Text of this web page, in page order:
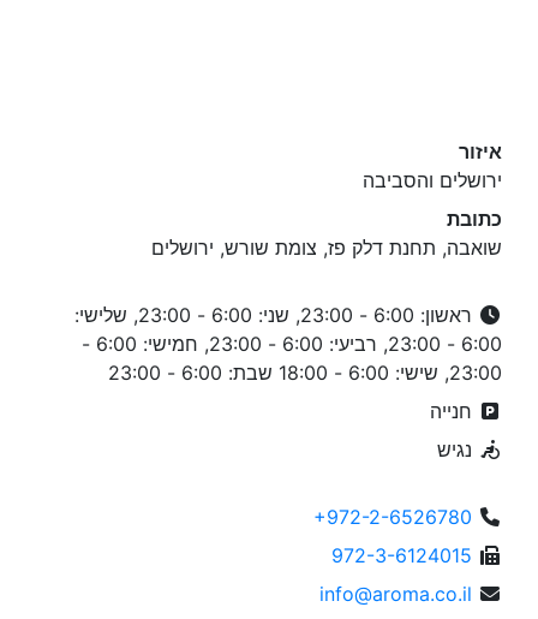
איזור
ירושלים והסביבה
כתובת
שואבה, תחנת דלק פז, צומת שורש, ירושלים
ראשון: 6:00 - 23:00, שני: 6:00 - 23:00, שלישי:
6:00 - 23:00, רביעי: 6:00 - 23:00, חמישי: 6:00 -
23:00, שישי: 6:00 - 18:00 שבת: 6:00 - 23:00
חנייה
נגיש
+972-2-6526780
972-3-6124015
info@aroma.co.il